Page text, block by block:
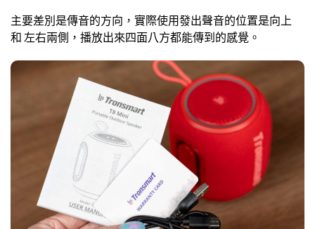
主要差別是傳音的方向，實際使用發出聲音的位置是向上
和 左右兩側，播放出來四面八方都能傳到的感覺。